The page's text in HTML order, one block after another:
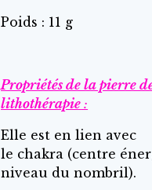
Poids : 11 g
Propriétés de la pierre
lithothérapie :
Elle est en lien avec
le chakra (centre
niveau du nombril).